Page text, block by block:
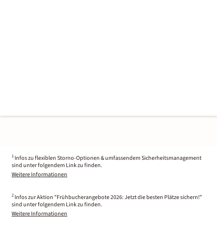
1 Infos zu flexiblen Storno-Optionen & umfassendem Sicherheitsmanagement
sind unter folgendem Link zu finden.
Weitere Informationen
2 Infos zur Aktion "Frühbucherangebote 2026: Jetzt die besten Plätze sichern!"
sind unter folgendem Link zu finden.
Weitere Informationen